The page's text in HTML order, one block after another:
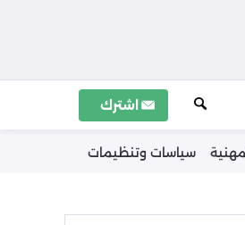
اشترك
سياسات وتنظيمات